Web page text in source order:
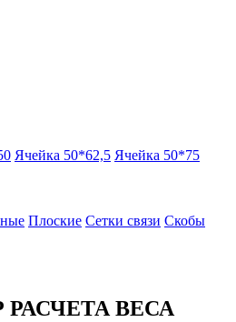
Ячейка 50*62,5 Ячейка 50*75
Плоские Сетки связи Скобы
ВЕСА